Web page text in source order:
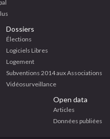
Dossiers
Élections
Logiciels Libres
Logement
Subventions 2014 aux Associations
Vidéosurveillance
Open data
Articles
Données publiées